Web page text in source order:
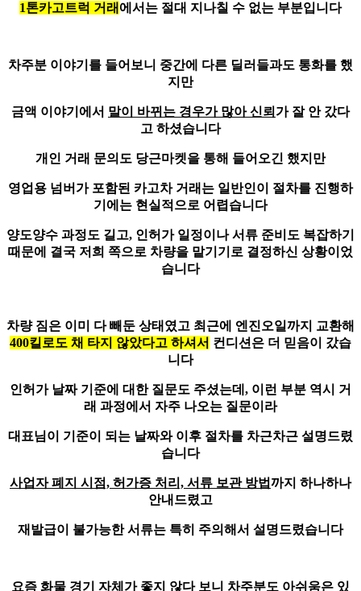
1톤카고트럭 거래 에서는 절대 지나칠 수 없는 부분입니다
차주분 이야기를 들어보니 중간에 다른 딜러들과도 통화를 했
지만
금액 이야기에서 말이 바뀌는 경우가 많아 신뢰 가 잘 안 갔다
고 하셨습니다
개인 거래 문의도 당근마켓을 통해 들어오긴 했지만
영업용 넘버가 포함된 카고차 거래는 일반인이 절차를 진행하
기에는 현실적으로 어렵습니다
양도양수 과정도 길고, 인허가 일정이나 서류 준비도 복잡하기
때문에 결국 저희 쪽으로 차량을 맡기기로 결정하신 상황이었
습니다
차량 짐은 이미 다 빼둔 상태였고 최근에 엔진오일까지 교환해
400킬로도 채 타지 않았다고 하셔서 컨디션은 더 믿음이 갔습
니다
인허가 날짜 기준에 대한 질문도 주셨는데, 이런 부분 역시 거
래 과정에서 자주 나오는 질문이라
대표님이 기준이 되는 날짜와 이후 절차를 차근차근 설명드렸
습니다
사업자 폐지 시점, 허가증 처리, 서류 보관 방법까지 하나하나
안내드렸고
재발급이 불가능한 서류는 특히 주의해서 설명드렸습니다
요즘 화물 경기 자체가 좋지 않다 보니 차주분도 아쉬움은 있